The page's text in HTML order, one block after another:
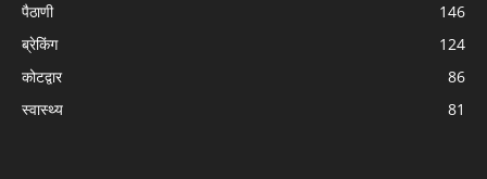
पैठाणी
146
ब्रेकिंग
124
कोटद्वार
86
स्वास्थ्य
81